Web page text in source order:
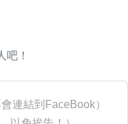
吧！
連結到FaceBook）